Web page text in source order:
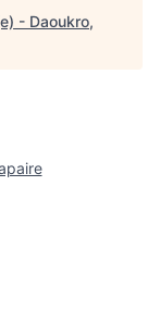
- Daoukro,